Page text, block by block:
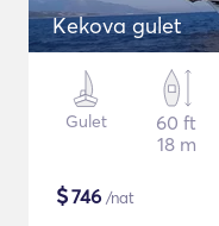
Kekova gulet
Gulet
60 ft
18 m
$746 /nat